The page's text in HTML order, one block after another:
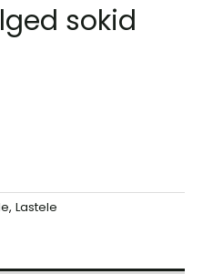
sokid
, Lastele